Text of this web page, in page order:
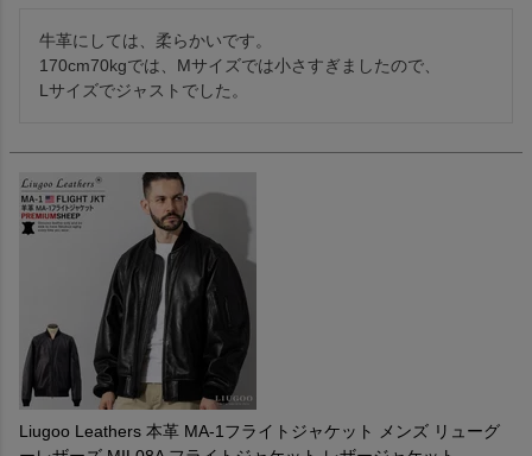
牛革にしては、柔らかいです。
170cm70kgでは、Mサイズでは小さすぎましたので、
Lサイズでジャストでした。
Liugoo Leathers 本革 MA-1フライトジャケット メンズ リューグ